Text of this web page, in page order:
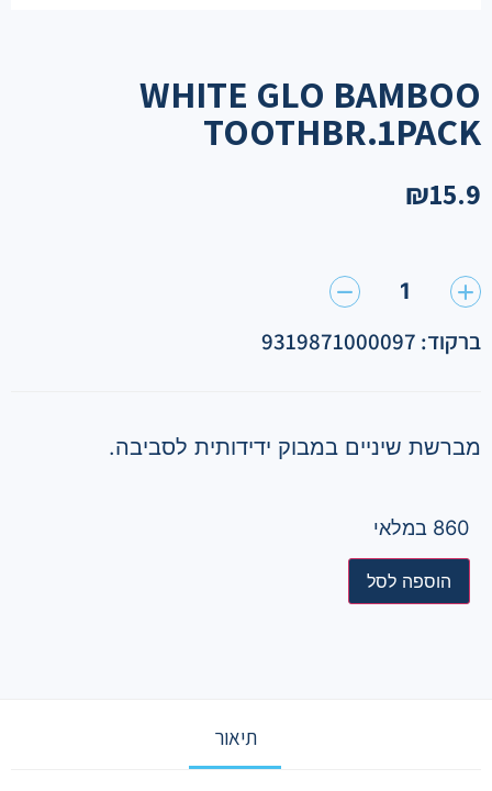
WHITE GLO BAMBOO
TOOTHBR.1PACK
₪15.9
1
ברקוד: 9319871000097
מברשת שיניים במבוק ידידותית לסביבה.
860 במלאי
הוספה לסל
תיאור